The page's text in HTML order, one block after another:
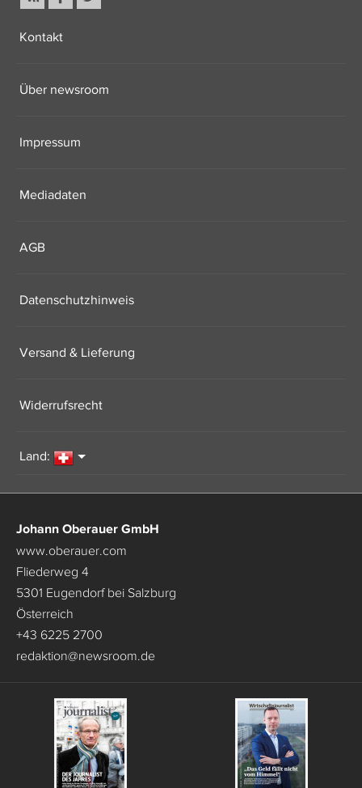
Kontakt
Über newsroom
Impressum
Mediadaten
AGB
Datenschutzhinweis
Versand & Lieferung
Widerrufsrecht
Land:
Johann Oberauer GmbH
www.oberauer.com
Fliederweg 4
5301 Eugendorf bei Salzburg
Österreich
+43 6225 2700
redaktion@newsroom.de